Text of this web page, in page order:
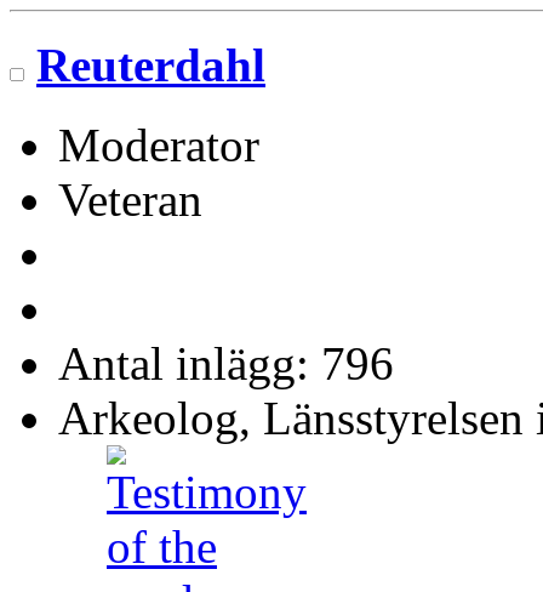
Reuterdahl
Moderator
Veteran
Antal inlägg: 796
Arkeolog, Länsstyrelsen